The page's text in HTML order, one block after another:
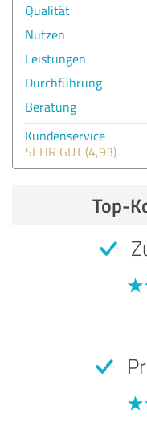
Qualität
Nutzen
Leistungen
Durchführung
Beratung
Kundenservice
SEHR GUT (4,93)
Top-